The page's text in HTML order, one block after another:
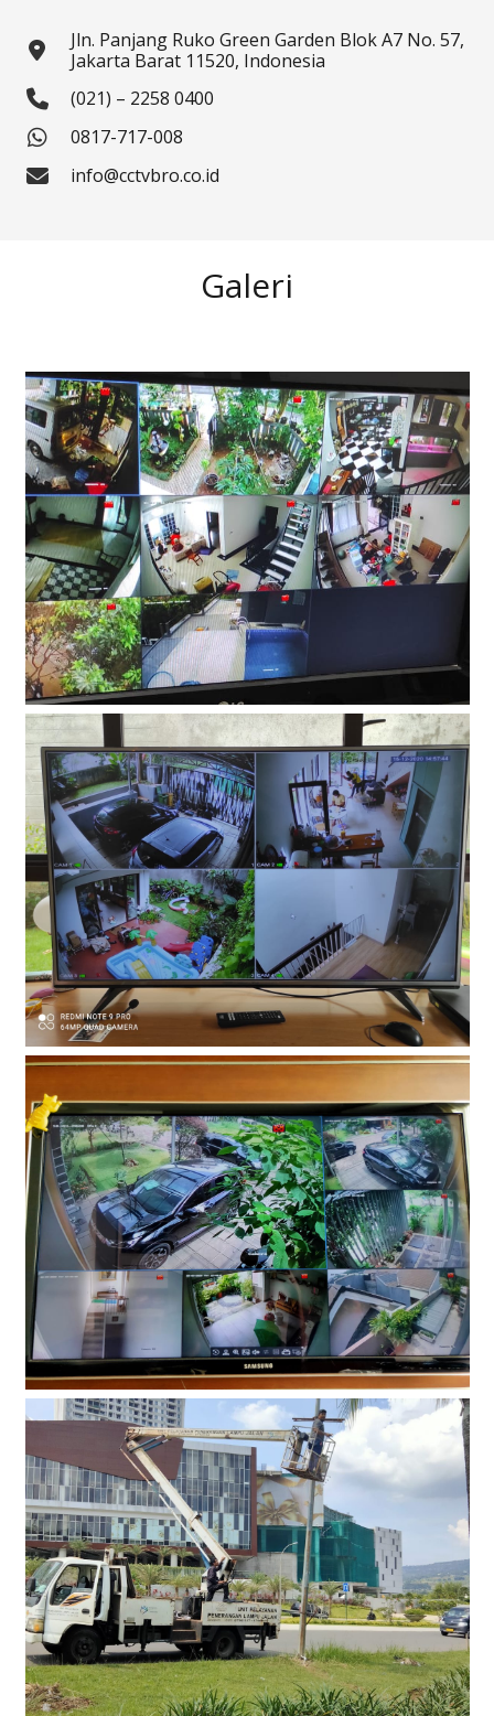
Jln. Panjang Ruko Green Garden Blok A7 No. 57,
Jakarta Barat 11520, Indonesia
(021) – 2258 0400
0817-717-008
info@cctvbro.co.id
Galeri